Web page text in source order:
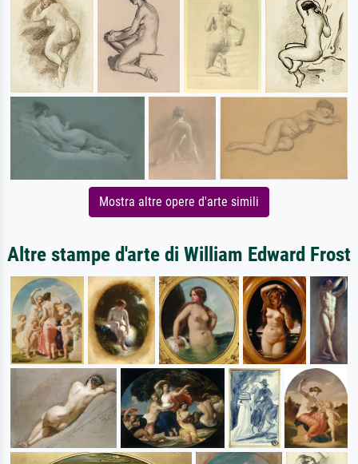
Mostra altre opere d'arte simili
Altre stampe d'arte di William Edward Frost